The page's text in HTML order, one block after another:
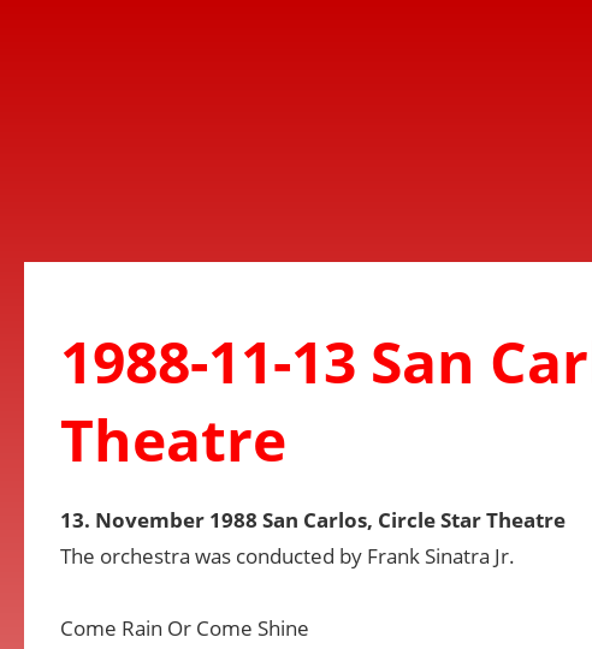
1988-11-13 San
Theatre
13. November 1988 San Carlos, Circle Star Theatre
The orchestra was conducted by Frank Sinatra Jr.
Come Rain Or Come Shine